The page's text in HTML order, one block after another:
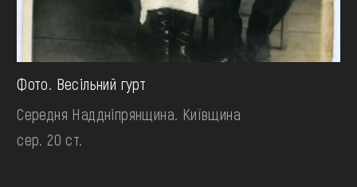
Фото. Весільний гурт
Середня Наддніпрянщина. Київщина
сер. 20 ст.